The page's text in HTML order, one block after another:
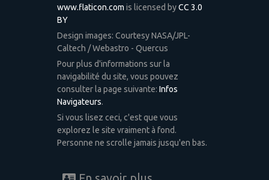
www.flaticon.com is licensed byCC 3.0
BY
Design images: Courtesy NASA/JPL-
Caltech / Webastro - Quercus
Pour plus d'informations sur la
navigabilité du site, vous pouvez
consulter la page suivante: Infos
Navigateurs.
Si vous lisez ceci, c'est que vous
explorez le site vraiment à fond.
Personne ne scrolle jamais jusqu'en bas.